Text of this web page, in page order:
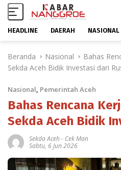
HEADLINE DAERAH NASIONAL
Beranda Nasional
Bahas
Sekda Aceh Bidik Investasi dari
Nasional, Pemerintah Aceh
Bahas Rencana
Sekda Aceh Bidik
Sekda Aceh - Cek Man
Sabtu, 6 Jun 2026